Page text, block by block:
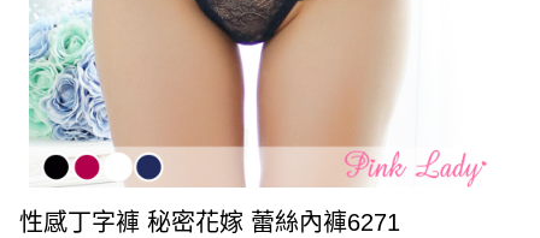
性感丁字褲 秘密花嫁 蕾絲內褲6271